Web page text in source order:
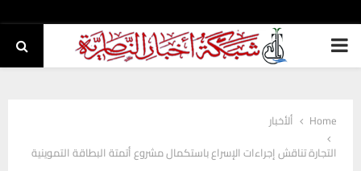
PRIMARY
Home
ألأخبار
التجارة تناقش إجراءات الإسراع باستكمال مشروع أتمتة البطاقة التموينية